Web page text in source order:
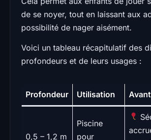
de se noyer, tout en laissant aux
possibilité de nager aisément.
Voici un tableau récapitulatif des
profondeurs et de leurs usages :
Profondeur Utilisation
0,5 – 1,2 m
Piscine
pour